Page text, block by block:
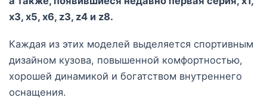
x3, x5, x6, z3, z4 и z8.
Каждая из этих моделей выделяется спортивным
дизайном кузова, повышенной комфортностью,
хорошей динамикой и богатством внутреннего
оснащения.